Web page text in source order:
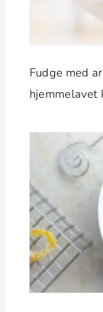
Fudge med
hjem­melavet